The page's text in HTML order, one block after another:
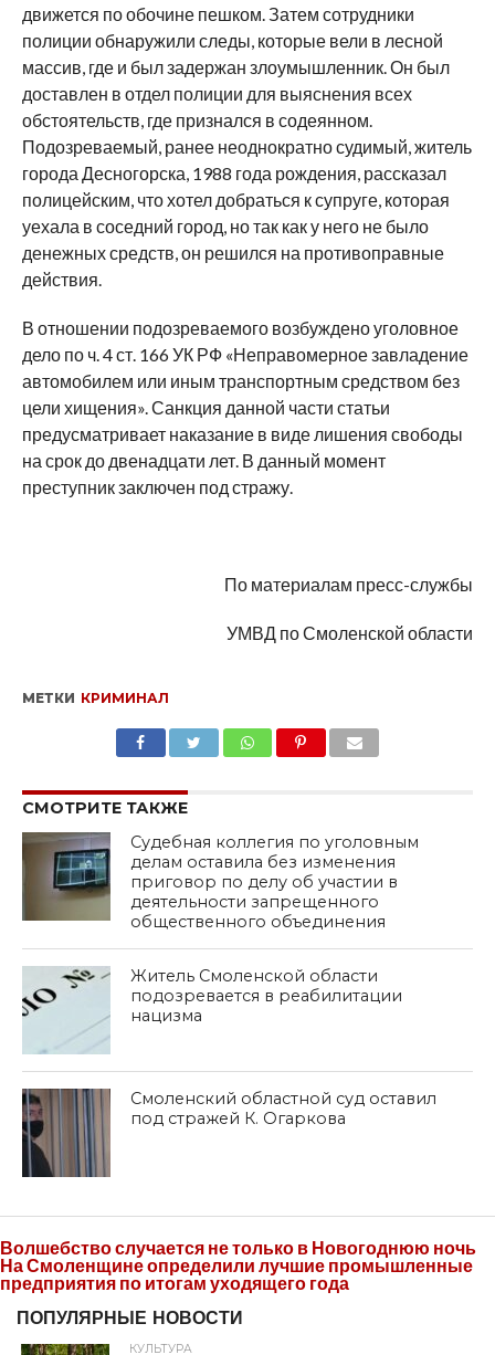
движется по обочине пешком. Затем сотрудники
полиции обнаружили следы, которые вели в лесной
массив, где и был задержан злоумышленник. Он был
доставлен в отдел полиции для выяснения всех
обстоятельств, где признался в содеянном.
Подозреваемый, ранее неоднократно судимый, житель
города Десногорска, 1988 года рождения, рассказал
полицейским, что хотел добраться к супруге, которая
уехала в соседний город, но так как у него не было
денежных средств, он решился на противоправные
действия.
В отношении подозреваемого возбуждено уголовное
дело по ч. 4 ст. 166 УК РФ «Неправомерное завладение
автомобилем или иным транспортным средством без
цели хищения». Санкция данной части статьи
предусматривает наказание в виде лишения свободы
на срок до двенадцати лет. В данный момент
преступник заключен под стражу.
По материалам пресс-службы
УМВД по Смоленской области
МЕТКИ КРИМИНАЛ
СМОТРИТЕ ТАКЖЕ
Судебная коллегия по уголовным
делам оставила без изменения
приговор по делу об участии в
деятельности запрещенного
общественного объединения
Житель Смоленской области
подозревается в реабилитации
нацизма
Смоленский областной суд оставил
под стражей К. Огаркова
Волшебство случается не только в Новогоднюю ночь
На Смоленщине определили лучшие промышленные
предприятия по итогам уходящего года
ПОПУЛЯРНЫЕ НОВОСТИ
КУЛЬТУРА